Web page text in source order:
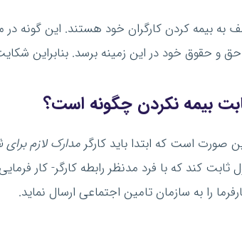
به بیمه کردن کارگران خود هستند. این گونه در
و حقوق خود در این زمینه برسد. بنابراین
بیمه نکردن چگونه است؟
صورت است که ابتدا باید کارگر مدارک لازم برای
ثابت کند که با فرد مدنظر رابطه کارگر- کار
را به سازمان تامین اجتماعی ارسال نماید.